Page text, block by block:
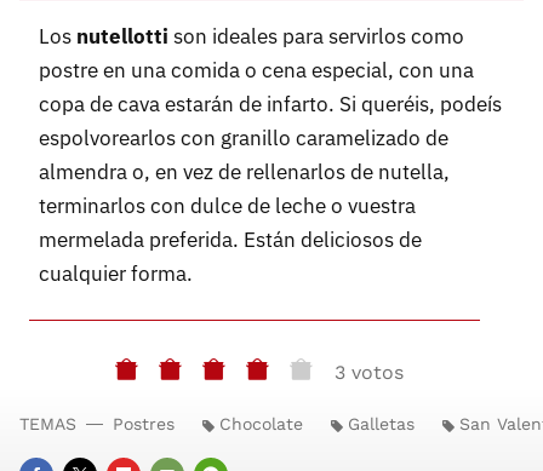
Los nutellotti son ideales para servirlos como
postre en una comida o cena especial, con una
copa de cava estarán de infarto. Si queréis, podeís
espolvorearlos con granillo caramelizado de
almendra o, en vez de rellenarlos de nutella,
terminarlos con dulce de leche o vuestra
mermelada preferida. Están deliciosos de
cualquier forma.
3 votos
TEMAS Postres Chocolate Galletas San